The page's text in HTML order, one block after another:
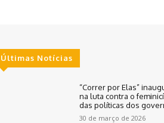
Últimas Notícias
“Correr por Elas”
na luta contra o
das políticas dos
30 de março de 2026